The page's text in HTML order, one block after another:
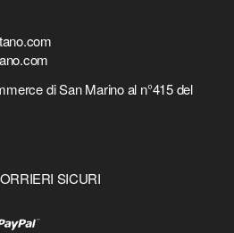
di San Marino al n°415 del
SICURI